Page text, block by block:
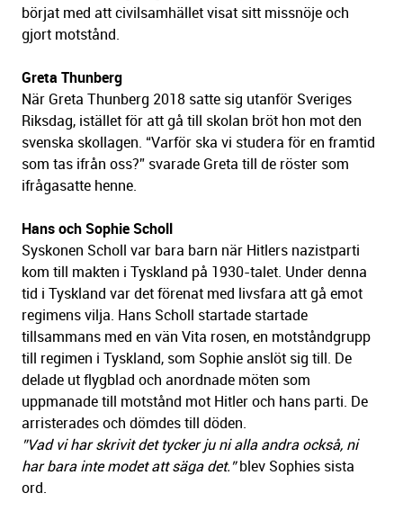
börjat med att civilsamhället visat sitt missnöje och
gjort motstånd.
Greta Thunberg
När Greta Thunberg 2018 satte sig utanför Sveriges
Riksdag, istället för att gå till skolan bröt hon mot den
svenska skollagen. “Varför ska vi studera för en framtid
som tas ifrån oss?” svarade Greta till de röster som
ifrågasatte henne.
Hans och Sophie Scholl
Syskonen Scholl var bara barn när Hitlers nazistparti
kom till makten i Tyskland på 1930-talet. Under denna
tid i Tyskland var det förenat med livsfara att gå emot
regimens vilja. Hans Scholl startade startade
tillsammans med en vän Vita rosen, en motståndgrupp
till regimen i Tyskland, som Sophie anslöt sig till. De
delade ut flygblad och anordnade möten som
uppmanade till motstånd mot Hitler och hans parti. De
arristerades och dömdes till döden.
”Vad vi har skrivit det tycker ju ni alla andra också, ni
har bara inte modet att säga det.”blev Sophies sista
ord.